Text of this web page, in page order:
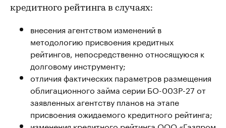
кредитного рейтинга в случаях:
внесения агентством изменений в
методологию присвоения кредитных
рейтингов, непосредственно относящуюся к
долговому инструменту;
отличия фактических параметров размещения
облигационного займа серии БО-003Р-27 от
заявленных агентству планов на этапе
присвоения ожидаемого кредитного рейтинга;